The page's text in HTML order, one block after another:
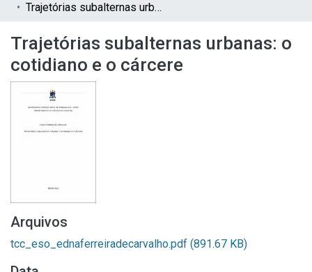
Trajetórias subalternas urbanas: o cotidiano e o cárcere
Trajetórias subalternas urbanas: o
cotidiano e o cárcere
Arquivos
tcc_eso_ednaferreiradecarvalho.pdf (891.67 KB)